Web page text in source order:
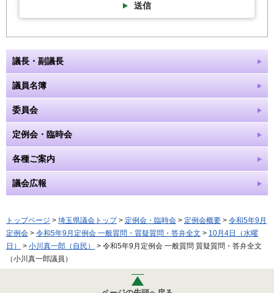
送信
議長・副議長
議員名簿
委員会
定例会・臨時会
各種ご案内
議会広報
トップページ > 埼玉県議会トップ> 定例会・臨時会 > 定例会概要 > 令和5年9月
定例会 > 令和5年9月定例会 一般質問・質疑質問・答弁全文 > 10月4日（水曜
日）
> 小川真一郎（自民）
> 令和5年9月定例会 一般質問 質疑質問・答弁全文
（小川真一郎議員）